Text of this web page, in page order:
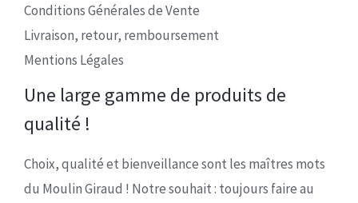
Conditions Générales de Vente
Livraison, retour, remboursement
Mentions Légales
Une large gamme de produits de
qualité !
Choix, qualité et bienveillance sont les maîtres mots
du Moulin Giraud ! Notre souhait : toujours faire au